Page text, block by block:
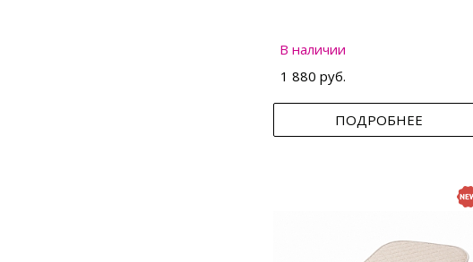
В наличии
1 880 руб.
ПОДРОБНЕЕ